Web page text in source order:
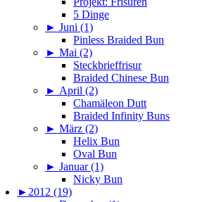
5 Dinge
► Juni (1)
Pinless Braided Bun
► Mai (2)
Steckbrieffrisur
Braided Chinese Bun
► April (2)
Chamäleon Dutt
Braided Infinity Buns
► März (2)
Helix Bun
Oval Bun
► Januar (1)
Nicky Bun
► 2012 (19)